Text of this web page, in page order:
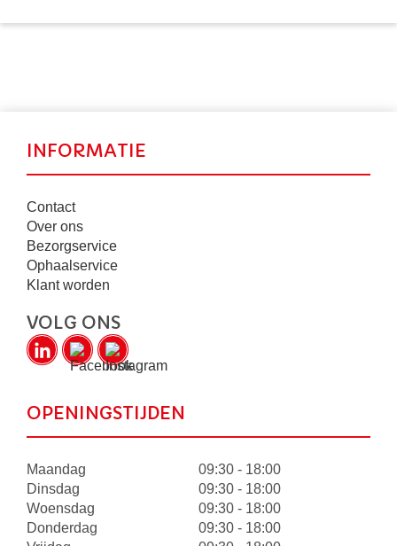
INFORMATIE
Contact
Over ons
Bezorgservice
Ophaalservice
Klant worden
VOLG ONS
OPENINGSTIJDEN
Maandag
Dinsdag
Woensdag
Donderdag
09:30 - 18:00
09:30 - 18:00
09:30 - 18:00
09:30 - 18:00